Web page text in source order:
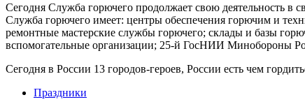
Сегодня Служба горючего продолжает свою деятельность в
Служба горючего имеет: центры обеспечения горючим и
ремонтные мастерские службы горючего; склады и базы
вспомогательные организации; 25-й ГосНИИ Минобороны
Сегодня в России 13 городов-героев, России есть чем
Праздники